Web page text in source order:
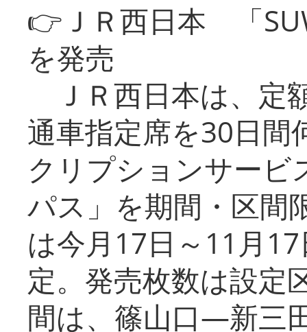
👉ＪＲ西日本 「
を発売
ＪＲ西日本は、定
通車指定席を30日間
クリプションサービ
パス」を期間・区間
は今月17日～11月
定。発売枚数は設定
間は、篠山口―新三